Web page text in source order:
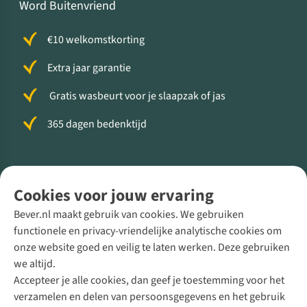
Cookies voor jouw ervaring
Bever.nl maakt gebruik van cookies. We gebruiken
functionele en privacy-vriendelijke analytische cookies om
onze website goed en veilig te laten werken. Deze gebruiken
we altijd.
Accepteer je alle cookies, dan geef je toestemming voor het
verzamelen en delen van persoonsgegevens en het gebruik
Word Buitenvriend
€10 welkomstkorting
Extra jaar garantie
Gratis wasbeurt voor je slaapzak of jas
365 dagen bedenktijd
Direct advies van een Buitenexpert
+31 (0)85 888 50 88